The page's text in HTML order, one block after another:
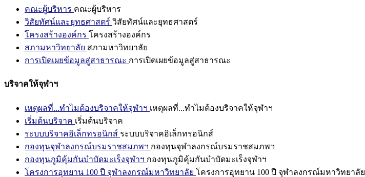
คณะผู้บริหาร คณะผู้บริหาร
วิสัยทัศน์และยุทธศาสตร์ วิสัยทัศน์และยุทธศาสตร์
โครงสร้างองค์กร โครงสร้างองค์กร
สภามหาวิทยาลัย สภามหาวิทยาลัย
การเปิดเผยข้อมูลสู่สาธารณะ การเปิดเผยข้อมูลสู่สาธารณะ
บริจาคให้จุฬาฯ
เหตุผลที่...ทำไมต้องบริจาคให้จุฬาฯ เหตุผลที่...ทำไมต้องบริจาคให้จุฬาฯ
เริ่มต้นบริจาค เริ่มต้นบริจาค
ระบบบริจาคอิเล็กทรอนิกส์ ระบบบริจาคอิเล็กทรอนิกส์
กองทุนจุฬาลงกรณ์บรมราชสมภพฯ กองทุนจุฬาลงกรณ์บรมราชสมภพฯ
กองทุนภูมิคุ้มกันบำบัดมะเร็งจุฬาฯ กองทุนภูมิคุ้มกันบำบัดมะเร็งจุฬาฯ
โครงการอุทยาน 100 ปี จุฬาลงกรณ์มหาวิทยาลัย โครงการอุทยาน 100 ปี จุฬาลงกรณ์มหาวิทยาลัย